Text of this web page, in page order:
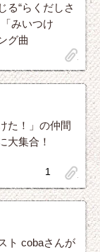
る“らくだしさ
みいつけ
グ曲
clip
た！」の仲間
大集合！
1 clip
ト cobaさんが